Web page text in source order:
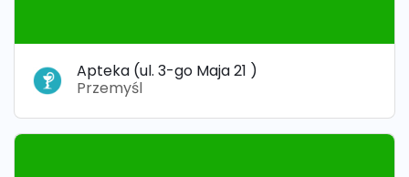
Apteka (ul. 3-go Maja 21 )
Przemyśl